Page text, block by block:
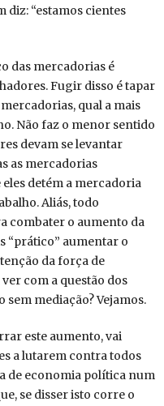
diz: “estamos cientes
das mercadorias é
Fugir disso é tapar
qual a mais
Não faz o menor sentido
devam se levantar
as mercadorias
detém a mercadoria
Aliás, todo
combater o aumento da
“prático” aumentar o
da força de
com a questão dos
sem mediação? Vejamos.
este aumento, vai
a lutarem contra todos
de economia política num
se disser isto corre o